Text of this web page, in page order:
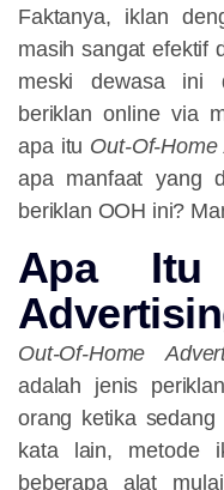
Faktanya, iklan
masih sangat efektif
meski dewasa ini
beriklan online via
apa itu Out-Of-
apa manfaat yang
beriklan OOH ini?
Apa Itu
Out-Of-Home
adalah jenis
orang ketika
kata lain, metode
beberapa alat